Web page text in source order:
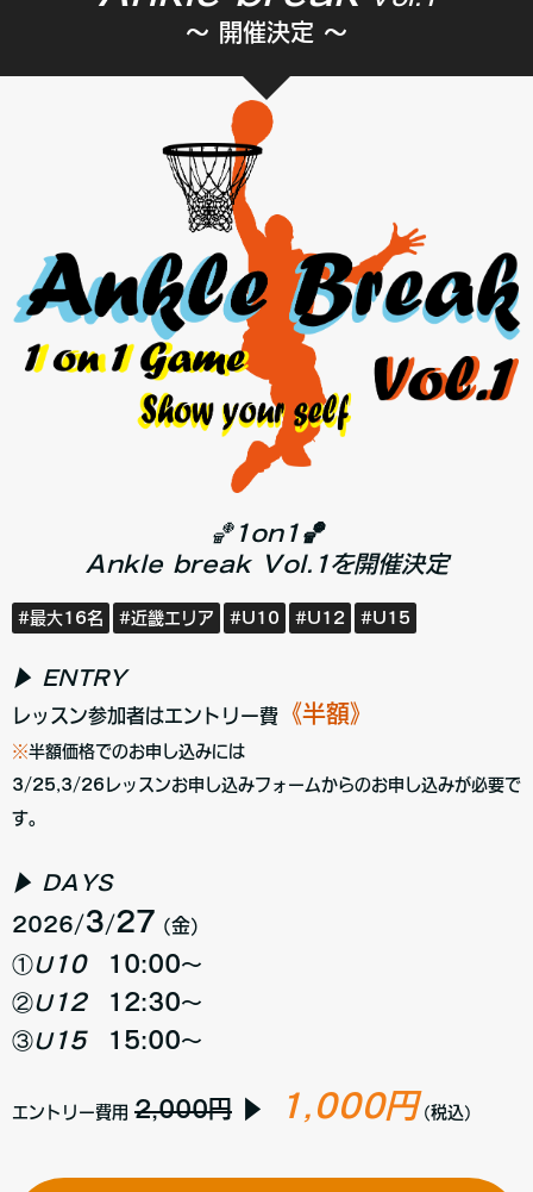
～ 開催決定 ～
🏀1on1🏀
Ankle break Vol.1を開催決定
#最大16名 #近畿エリア #U10 #U12 #U15
▶ ENTRY
レッスン参加者はエントリー費 《半額》
※半額価格でのお申し込みには
3/25,3/26レッスンお申し込みフォームからのお申し込みが必要で
す。
▶ DAYS
2026/3/27 (金)
①U10 10:00～
②U12 12:30～
③U15 15:00～
エントリー費用 2,000円 ▶ 1,000円 (税込)